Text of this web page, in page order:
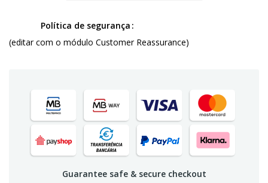
Política de segurança
(editar com o módulo Customer Reassurance)
Guarantee safe & secure checkout